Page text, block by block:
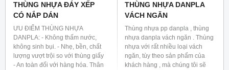
THÙNG NHỰA ĐÁY XẾP
CÓ NẮP DÁN
ƯU ĐIỂM THÙNG NHỰA
DANPLA: - Không thấm nước,
không sinh bụi. - Nhẹ, bền, chất
lượng vượt trội so với thùng giấy
- An toàn đối với hàng hóa. Thân
THÙNG NHỰA DANPLA
VÁCH NGĂN
Thùng nhựa pp danpla , thùng
nhựa danpla vách ngăn . Thùng
nhựa với rất nhiều loại vách
ngăn, tùy theo sản phẩm của
khách hàng , mà chúng tôi sẽ